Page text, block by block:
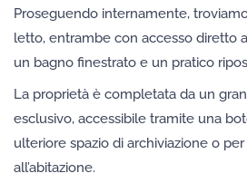
Proseguendo internamente,
letto, entrambe con accesso diretto
un bagno finestrato e un pratico
La proprietà è completata da un
esclusivo, accessibile tramite una
ulteriore spazio di archiviazione o
all’abitazione.